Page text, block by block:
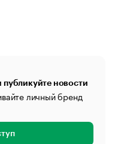
новости
личный бренд